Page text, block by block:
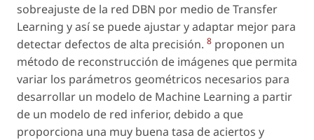
sobreajuste de la red DBN por medio de Transfer
Learning y así se puede ajustar y adaptar mejor para
detectar defectos de alta precisión. 8 proponen un
método de reconstrucción de imágenes que permita
variar los parámetros geométricos necesarios para
desarrollar un modelo de Machine Learning a partir
de un modelo de red inferior, debido a que
proporciona una muy buena tasa de aciertos y